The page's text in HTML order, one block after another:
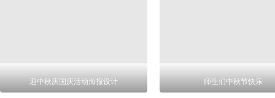
迎中秋庆国庆活动海报设计 师生们中秋节快乐